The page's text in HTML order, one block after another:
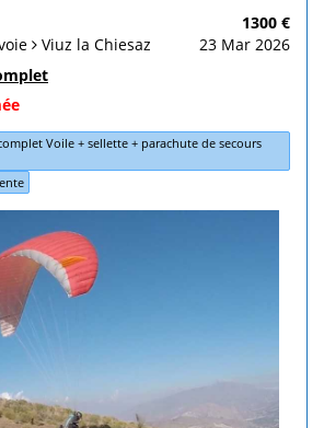
1300 €
Viuz la Chiesaz
23 Mar 2026
Voile + sellette + parachute de secours